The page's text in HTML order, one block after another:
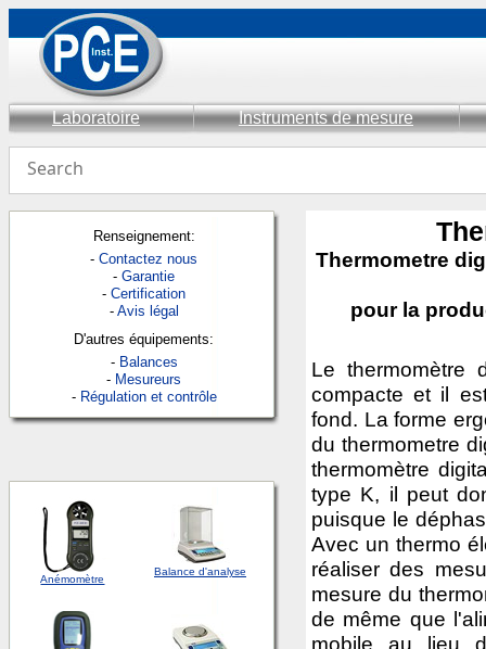
Laboratoire Instruments de mesure
Renseignement:
-Contactez nous
-Garantie
-Certification
- Avis légal
D'autres équipements:
- Balances
- Mesureurs
- Régulation et contrôle
Anémomètre
Balance d'analyse
Thermometre
pour la
Le thermomètre
compacte et il
fond. La forme
du thermometre
thermomètre
type K, il peut
puisque le
Avec un thermo
réaliser des
mesure du
de même que
mobile au lieu